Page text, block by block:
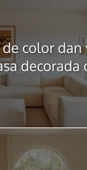
de color dan
decorada